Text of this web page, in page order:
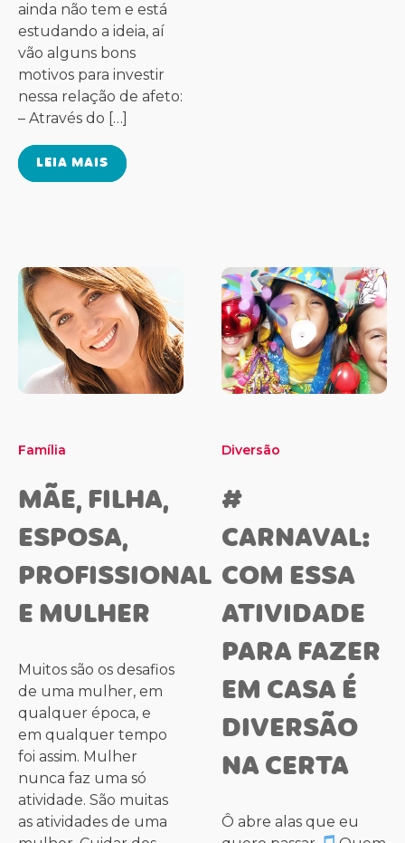
ainda não tem e está
estudando a ideia, aí
vão alguns bons
motivos para investir
nessa relação de afeto:
– Através do […]
LEIA MAIS
Família
MÃE, FILHA,
ESPOSA,
PROFISSIONAL
E MULHER
Muitos são os desafios
de uma mulher, em
qualquer época, e
em qualquer tempo
foi assim. Mulher
nunca faz uma só
atividade. São muitas
as atividades de uma
Diversão
#
CARNAVAL:
COM ESSA
ATIVIDADE
PARA FAZER
EM CASA É
DIVERSÃO
NA CERTA
Ô abre alas que eu